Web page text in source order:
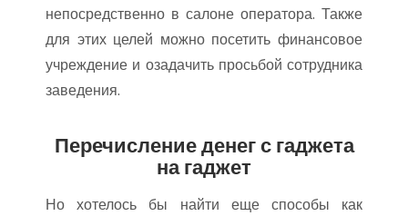
непосредственно в салоне оператора. Также
для этих целей можно посетить финансовое
учреждение и озадачить просьбой сотрудника
заведения.
Перечисление денег с гаджета
на гаджет
Но хотелось бы найти еще способы как